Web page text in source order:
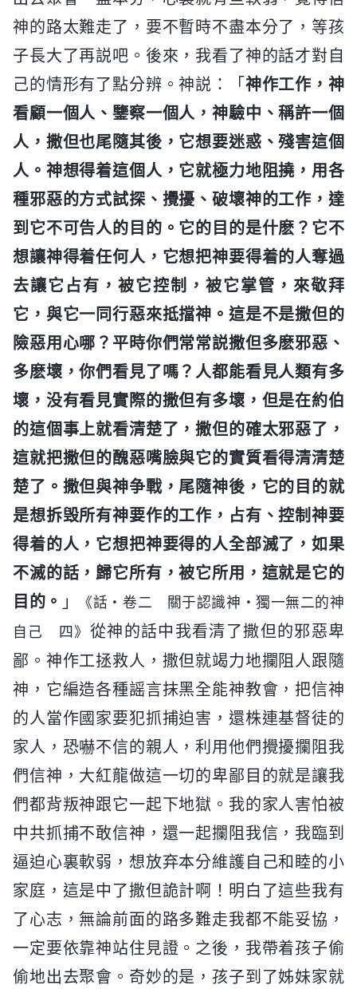
神的路太難走了，要不暫時不盡本分了，等孩
子長大了再説吧。後來，我看了神的話才對自
己的情形有了點分辨。神説：「 神作工作，神
看顧一個人、鑒察一個人，神驗中、稱許一個
人，撒但也尾隨其後，它想要迷惑、殘害這個
人。神想得着這個人，它就極力地阻撓，用各
種邪惡的方式試探、攪擾、破壞神的工作，達
到它不可告人的目的。它的目的是什麽？它不
想讓神得着任何人，它想把神要得着的人奪過
去讓它占有，被它控制，被它掌管，來敬拜
它，與它一同行惡來抵擋神。這是不是撒但的
險惡用心哪？平時你們常常説撒但多麽邪惡、
多麽壞，你們看見了嗎？人都能看見人類有多
壞，没有看見實際的撒但有多壞，但是在約伯
的這個事上就看清楚了，撒但的確太邪惡了，
這就把撒但的醜惡嘴臉與它的實質看得清清楚
楚了。撒但與神争戰，尾隨神後，它的目的就
是想拆毁所有神要作的工作，占有、控制神要
得着的人，它想把神要得的人全部滅了，如果
不滅的話，歸它所有，被它所用，這就是它的
目的。 」
《話・卷二 關于認識神・獨一無二的神
自己 四》 從神的話中我看清了撒但的邪惡卑
鄙。神作工拯救人，撒但就竭力地攔阻人跟隨
神，它編造各種謡言抹黑全能神教會，把信神
的人當作國家要犯抓捕迫害，還株連基督徒的
家人，恐嚇不信的親人，利用他們攪擾攔阻我
們信神，大紅龍做這一切的卑鄙目的就是讓我
們都背叛神跟它一起下地獄。我的家人害怕被
中共抓捕不敢信神，還一起攔阻我信，我臨到
逼迫心裏軟弱，想放弃本分維護自己和睦的小
家庭，這是中了撒但詭計啊！明白了這些我有
了心志，無論前面的路多難走我都不能妥協，
一定要依靠神站住見證。之後，我帶着孩子偷
偷地出去聚會。奇妙的是，孩子到了姊妹家就